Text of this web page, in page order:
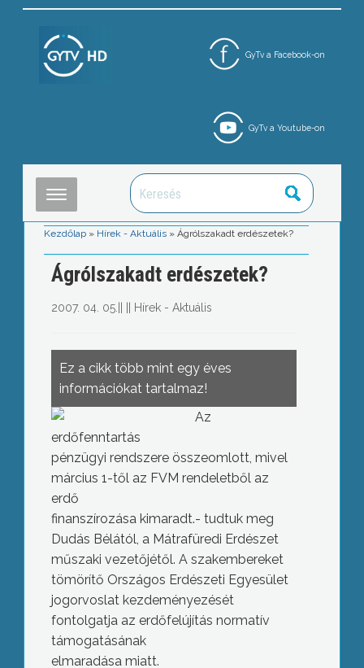
GyTv a Facebook-on
GyTv a Youtube-on
Kezdőlap » Hírek - Aktuális »Ágrólszakadt erdészetek?
Ágrólszakadt erdészetek?
2007. 04. 05. Hírek - Aktuális
Ez a cikk több mint egy éves
információkat tartalmaz!
Az
erdőfenntartás
pénzügyi rendszere összeomlott, mivel
március 1-től az FVM rendeletből az
erdő
finanszírozása kimaradt.- tudtuk meg
Dudás Bélától, a Mátrafüredi Erdészet
műszaki vezetőjétől. A szakembereket
tömörítő Országos Erdészeti Egyesület
jogorvoslat kezdeményezését
fontolgatja az erdőfelújítás normatív
támogatásának
elmaradása miatt.